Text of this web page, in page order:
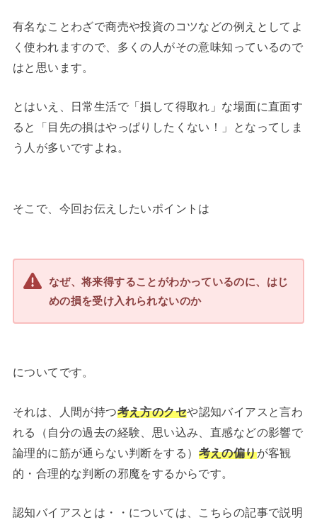
有名なことわざで商売や投資のコツなどの例えとしてよ
く使われますので、多くの人がその意味知っているので
はと思います。
とはいえ、日常生活で「損して得取れ」な場面に直面す
ると「目先の損はやっぱりしたくない！」となってしま
う人が多いですよね。
そこで、今回お伝えしたいポイントは
なぜ、将来得することがわかっているのに、はじ
めの損を受け入れられないのか
についてです。
それは、人間が持つ考え方のクセや認知バイアスと言わ
れる（自分の過去の経験、思い込み、直感などの影響で
論理的に筋が通らない判断をする） 考えの偏りが客観
的・合理的な判断の邪魔をするからです。
認知バイアスとは・・については、こちらの記事で説明